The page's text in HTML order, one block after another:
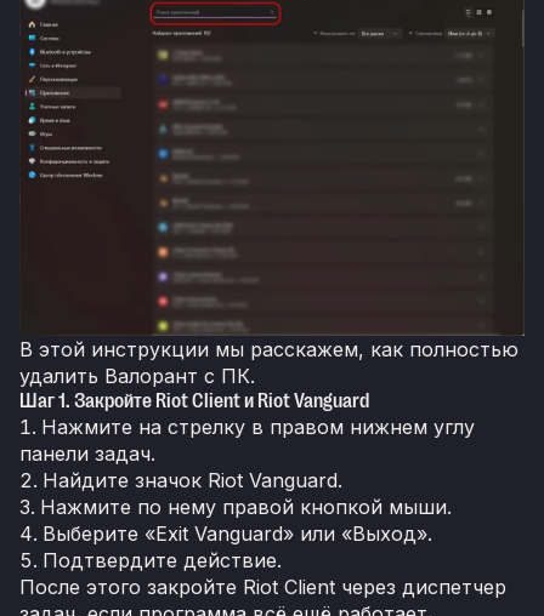
В этой инструкции мы расскажем, как полностью
удалить Валорант с ПК.
Шаг 1. Закройте Riot Client и Riot Vanguard
Нажмите на стрелку в правом нижнем углу
панели задач.
Найдите значок Riot Vanguard.
Нажмите по нему правой кнопкой мыши.
Выберите «Exit Vanguard» или «Выход».
Подтвердите действие.
После этого закройте Riot Client через диспетчер